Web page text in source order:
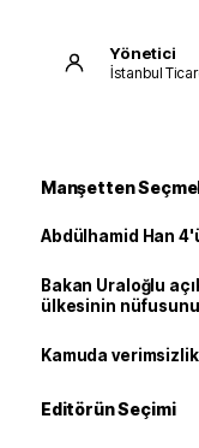
Yönetici
İstanbul
Manşetten
Abdülhamid Han
Bakan Uraloğlu
ülkesinin
Kamuda
Editörün Seçimi